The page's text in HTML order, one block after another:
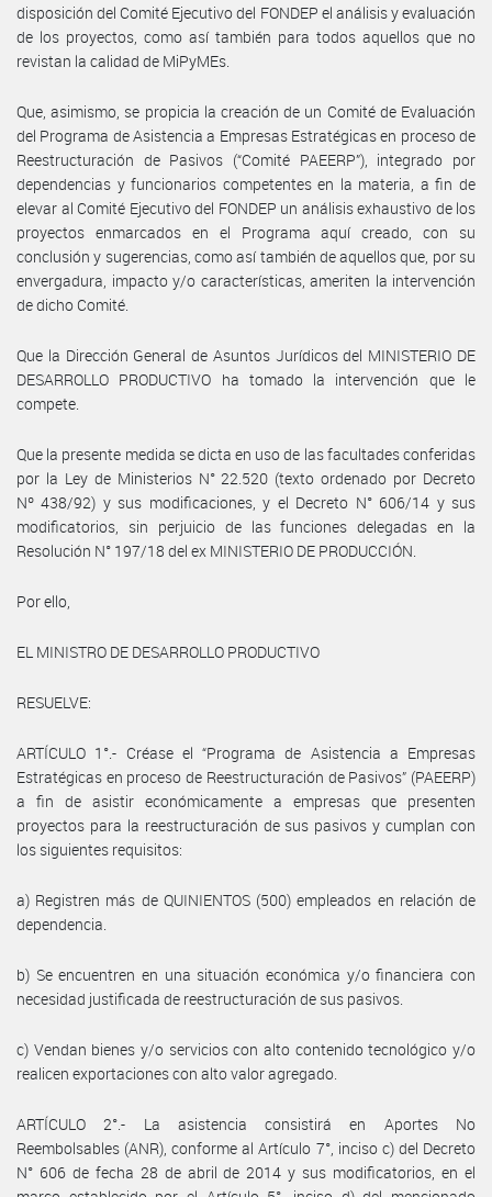
disposición del Comité Ejecutivo del FONDEP el análisis y evaluación
de los proyectos, como así también para todos aquellos que no
revistan la calidad de MiPyMEs.
Que, asimismo, se propicia la creación de un Comité de Evaluación
del Programa de Asistencia a Empresas Estratégicas en proceso de
Reestructuración de Pasivos (“Comité PAEERP”), integrado por
dependencias y funcionarios competentes en la materia, a fin de
elevar al Comité Ejecutivo del FONDEP un análisis exhaustivo de los
proyectos enmarcados en el Programa aquí creado, con su
conclusión y sugerencias, como así también de aquellos que, por su
envergadura, impacto y/o características, ameriten la intervención
de dicho Comité.
Que la Dirección General de Asuntos Jurídicos del MINISTERIO DE
DESARROLLO PRODUCTIVO ha tomado la intervención que le
compete.
Que la presente medida se dicta en uso de las facultades conferidas
por la Ley de Ministerios N° 22.520 (texto ordenado por Decreto
Nº 438/92) y sus modificaciones, y el Decreto N° 606/14 y sus
modificatorios, sin perjuicio de las funciones delegadas en la
Resolución N° 197/18 del ex MINISTERIO DE PRODUCCIÓN.
Por ello,
EL MINISTRO DE DESARROLLO PRODUCTIVO
RESUELVE:
ARTÍCULO 1°.- Créase el “Programa de Asistencia a Empresas
Estratégicas en proceso de Reestructuración de Pasivos” (PAEERP)
a fin de asistir económicamente a empresas que presenten
proyectos para la reestructuración de sus pasivos y cumplan con
los siguientes requisitos:
a) Registren más de QUINIENTOS (500) empleados en relación de
dependencia.
b) Se encuentren en una situación económica y/o financiera con
necesidad justificada de reestructuración de sus pasivos.
c) Vendan bienes y/o servicios con alto contenido tecnológico y/o
realicen exportaciones con alto valor agregado.
ARTÍCULO 2°.- La asistencia consistirá en Aportes No
Reembolsables (ANR), conforme al Artículo 7°, inciso c) del Decreto
N° 606 de fecha 28 de abril de 2014 y sus modificatorios, en el